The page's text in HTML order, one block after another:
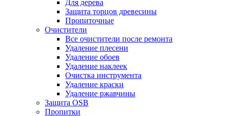
Для дерева
Защита торцов древесины
Пропиточные
Очистители
Все очистители после ремонта
Удаление плесени
Удаление обоев
Удаление наклеек
Очистка инструмента
Удаление краски
Удаление ржавчины
Защита OSB
Пропитки